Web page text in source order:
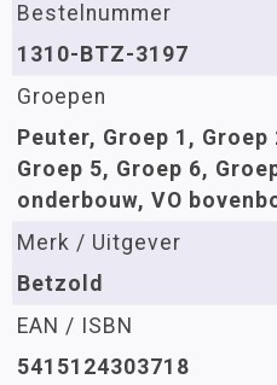
Bestelnummer
1310-BTZ-3197
Groepen
Peuter, Groep 1, Groep
Groep 5, Groep 6,
onderbouw, VO
Merk / Uitgever
Betzold
EAN / ISBN
5415124303718